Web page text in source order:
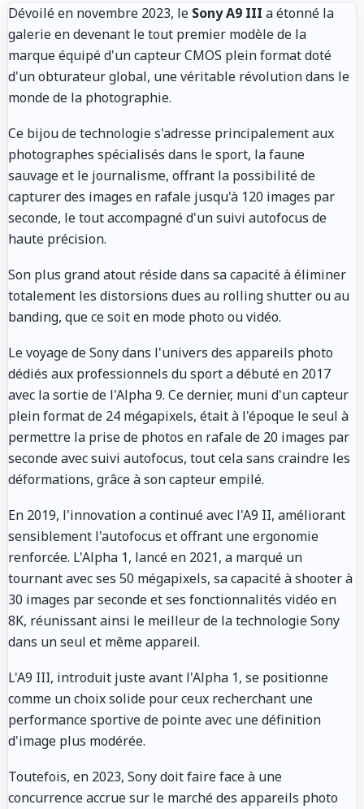
Dévoilé en novembre 2023, le Sony A9 III a étonné la
galerie en devenant le tout premier modèle de la
marque équipé d'un capteur CMOS plein format doté
d'un obturateur global, une véritable révolution dans le
monde de la photographie.
Ce bijou de technologie s'adresse principalement aux
photographes spécialisés dans le sport, la faune
sauvage et le journalisme, offrant la possibilité de
capturer des images en rafale jusqu'à 120 images par
seconde, le tout accompagné d'un suivi autofocus de
haute précision.
Son plus grand atout réside dans sa capacité à éliminer
totalement les distorsions dues au rolling shutter ou au
banding, que ce soit en mode photo ou vidéo.
Le voyage de Sony dans l'univers des appareils photo
dédiés aux professionnels du sport a débuté en 2017
avec la sortie de l'Alpha 9. Ce dernier, muni d'un capteur
plein format de 24 mégapixels, était à l'époque le seul à
permettre la prise de photos en rafale de 20 images par
seconde avec suivi autofocus, tout cela sans craindre les
déformations, grâce à son capteur empilé.
En 2019, l'innovation a continué avec l'A9 II, améliorant
sensiblement l'autofocus et offrant une ergonomie
renforcée. L'Alpha 1, lancé en 2021, a marqué un
tournant avec ses 50 mégapixels, sa capacité à shooter à
30 images par seconde et ses fonctionnalités vidéo en
8K, réunissant ainsi le meilleur de la technologie Sony
dans un seul et même appareil.
L'A9 III, introduit juste avant l'Alpha 1, se positionne
comme un choix solide pour ceux recherchant une
performance sportive de pointe avec une définition
d'image plus modérée.
Toutefois, en 2023, Sony doit faire face à une
concurrence accrue sur le marché des appareils photo